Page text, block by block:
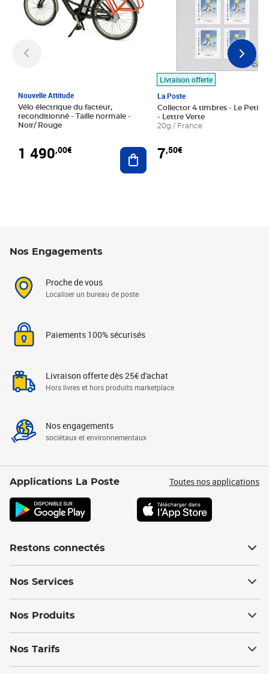
Nouvelle Attitude
Vélo électrique du facteur,
reconditionné - Taille normale -
Noir/ Rouge
1 490,00€ Ajouter au panier
Livraison offerte
La Poste
Collector 4 timbres - Le Petit
- Lettre Verte
20g / France
7,50€
Nos Engagements
Proche de vous
Localiser un bureau de poste
Paiements 100% sécurisés
Livraison offerte dès 25€ d'achat
Hors livres et hors produits marketplace
Nos engagements
sociétaux et environnementaux
Applications La Poste Toutes nos applications
Restons connectés
Nos Services
Nos Produits
Nos Tarifs